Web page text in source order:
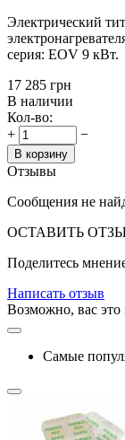
Электрический
серия: EOV 9 кВт.
‍17 285‍ грн
В наличии
Кол-во:
+
−
В корзину
Отзывы
Сообщения не
ОСТАВИТЬ
Поделитесь
Написать отзыв
Возможно, вас это
Самые